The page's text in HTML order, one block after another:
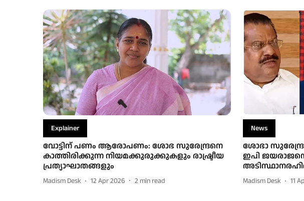
Explainer
വോട്ടിന് പണം ആരോപണം: ശോഭ സുരേന്ദ്രനെ
കാത്തിരിക്കുന്ന നിയമക്കുരുക്കുകളും രാഷ്ട്രീയ
പ്രത്യാഘാതങ്ങളും
Madism Desk 12 Apr 2026 2 min read
News
ശോഭാ
ഇപി
Madism Desk 11